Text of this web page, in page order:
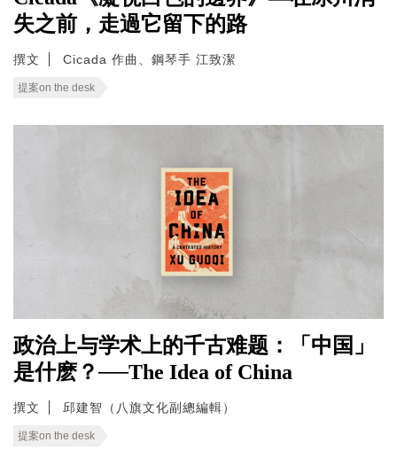
失之前，走過它留下的路
撰文 Cicada 作曲、鋼琴手 江致潔
提案on the desk
政治上与学术上的千古难题：「中国」
是什麽？──The Idea of China
撰文 邱建智（八旗文化副總編輯）
提案on the desk